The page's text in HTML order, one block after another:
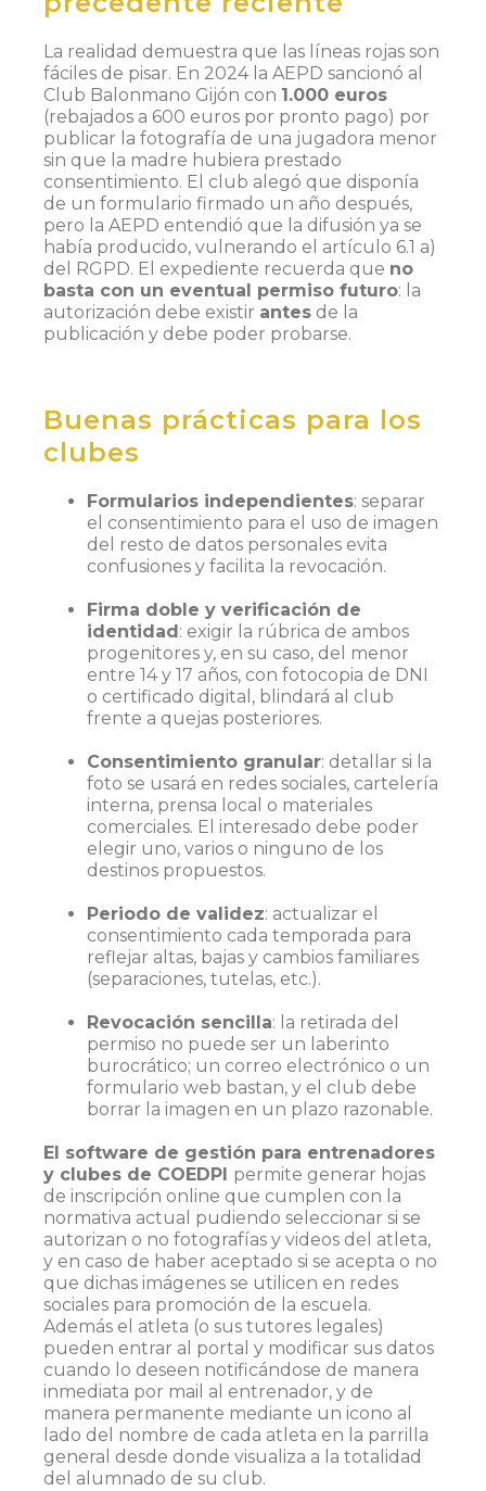
La realidad demuestra que las líneas rojas son
fáciles de pisar. En 2024 la AEPD sancionó al
Club Balonmano Gijón con 1.000 euros
(rebajados a 600 euros por pronto pago) por
publicar la fotografía de una jugadora menor
sin que la madre hubiera prestado
consentimiento. El club alegó que disponía
de un formulario firmado un año después,
pero la AEPD entendió que la difusión ya se
había producido, vulnerando el artículo 6.1 a)
del RGPD. El expediente recuerda que no
basta con un eventual permiso futuro: la
autorización debe existir antes de la
publicación y debe poder probarse.
Buenas prácticas para los
clubes
Formularios independientes: separar
el consentimiento para el uso de imagen
del resto de datos personales evita
confusiones y facilita la revocación.
Firma doble y verificación de
identidad : exigir la rúbrica de ambos
progenitores y, en su caso, del menor
entre 14 y 17 años, con fotocopia de DNI
o certificado digital, blindará al club
frente a quejas posteriores.
Consentimiento granular: detallar si la
foto se usará en redes sociales, cartelería
interna, prensa local o materiales
comerciales. El interesado debe poder
elegir uno, varios o ninguno de los
destinos propuestos.
Periodo de validez: actualizar el
consentimiento cada temporada para
reflejar altas, bajas y cambios familiares
(separaciones, tutelas, etc.).
Revocación sencilla: la retirada del
permiso no puede ser un laberinto
burocrático; un correo electrónico o un
formulario web bastan, y el club debe
borrar la imagen en un plazo razonable.
El software de gestión para entrenadores
y clubes de COEDPI permite generar hojas
de inscripción online que cumplen con la
normativa actual pudiendo seleccionar si se
autorizan o no fotografías y videos del atleta,
y en caso de haber aceptado si se acepta o no
que dichas imágenes se utilicen en redes
sociales para promoción de la escuela.
Además el atleta (o sus tutores legales)
pueden entrar al portal y modificar sus datos
cuando lo deseen notificándose de manera
inmediata por mail al entrenador, y de
manera permanente mediante un icono al
lado del nombre de cada atleta en la parrilla
general desde donde visualiza a la totalidad
del alumnado de su club.